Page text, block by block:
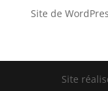
Site de
Site